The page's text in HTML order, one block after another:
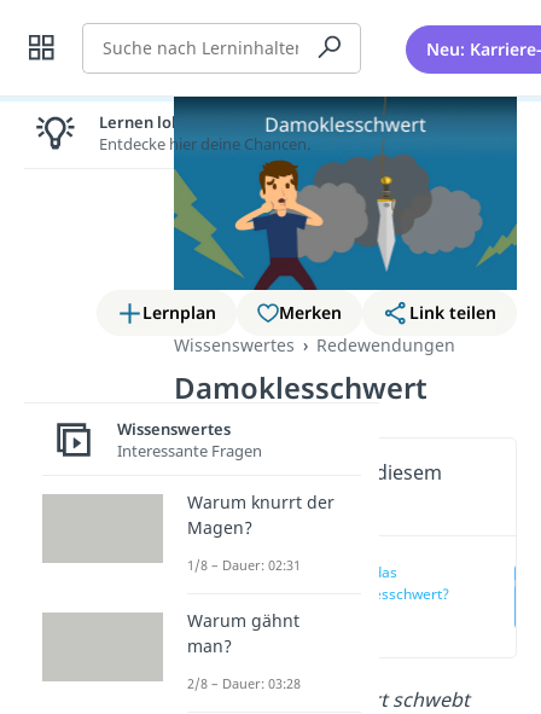
Suche Neu:
Lernplan Merken
Link teilen
Wissenswertes
Redewendungen
Damoklesschwert
Wichtige Inhalte in diesem
Video
Was ist das
Damoklesschwert?
„Das Damoklesschwert schwebt
Lernen lohnt sich!
Entdecke hier deine Chancen.
Wissenswertes
Interessante Fragen
Warum knurrt der
Magen?
1/8 – Dauer: 02:31
Warum gähnt
man?
2/8 – Dauer: 03:28